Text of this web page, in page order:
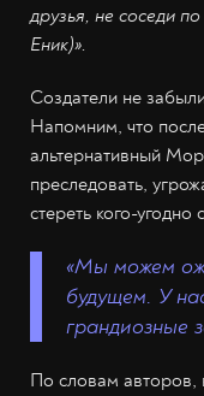
друзья, не соседи
Еник)».
Создатели не
Напомним, что
альтернативный
преследовать,
стереть кого-угодно
«Мы можем
будущем. У
грандиозные
По словам авторов,